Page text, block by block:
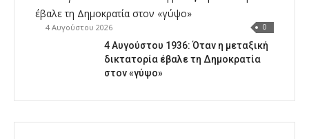
4 Αυγούστου 2026 0
4 Αυγούστου 1936: Όταν η μεταξική
δικτατορία έβαλε τη Δημοκρατία
στον «γύψο»